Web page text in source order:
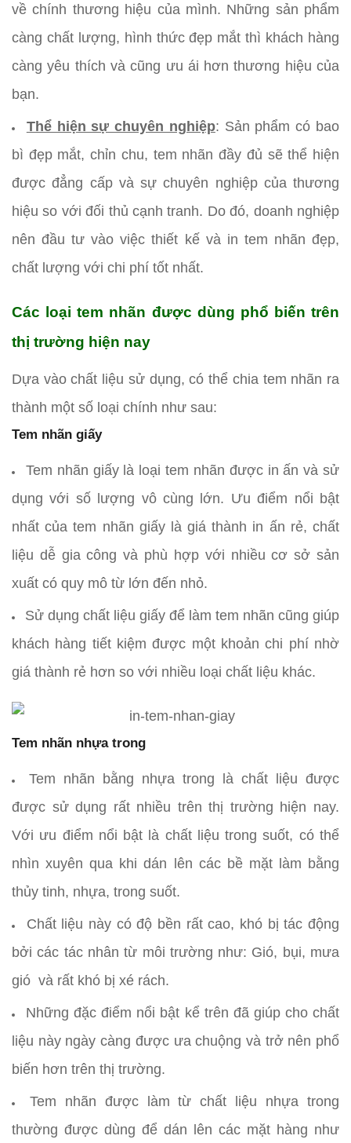
về chính thương hiệu của mình. Những sản phẩm
càng chất lượng, hình thức đẹp mắt thì khách hàng
càng yêu thích và cũng ưu ái hơn thương hiệu của
bạn.
Thể hiện sự chuyên nghiệp: Sản phẩm có bao
bì đẹp mắt, chỉn chu, tem nhãn đầy đủ sẽ thể hiện
được đẳng cấp và sự chuyên nghiệp của thương
hiệu so với đối thủ cạnh tranh. Do đó, doanh nghiệp
nên đầu tư vào việc thiết kế và in tem nhãn đẹp,
chất lượng với chi phí tốt nhất.
Các loại tem nhãn được dùng phổ biến trên
thị trường hiện nay
Dựa vào chất liệu sử dụng, có thể chia tem nhãn ra
thành một số loại chính như sau:
Tem nhãn giấy
Tem nhãn giấy là loại tem nhãn được in ấn và sử
dụng với số lượng vô cùng lớn. Ưu điểm nổi bật
nhất của tem nhãn giấy là giá thành in ấn rẻ, chất
liệu dễ gia công và phù hợp với nhiều cơ sở sản
xuất có quy mô từ lớn đến nhỏ.
Sử dụng chất liệu giấy để làm tem nhãn cũng giúp
khách hàng tiết kiệm được một khoản chi phí nhờ
giá thành rẻ hơn so với nhiều loại chất liệu khác.
Tem nhãn nhựa trong
Tem nhãn bằng nhựa trong là chất liệu được
được sử dụng rất nhiều trên thị trường hiện nay.
Với ưu điểm nổi bật là chất liệu trong suốt, có thể
nhìn xuyên qua khi dán lên các bề mặt làm bằng
thủy tinh, nhựa, trong suốt.
Chất liệu này có độ bền rất cao, khó bị tác động
bởi các tác nhân từ môi trường như: Gió, bụi, mưa
gió và rất khó bị xé rách.
Những đặc điểm nổi bật kể trên đã giúp cho chất
liệu này ngày càng được ưa chuộng và trở nên phổ
biến hơn trên thị trường.
Tem nhãn được làm từ chất liệu nhựa trong
thường được dùng để dán lên các mặt hàng như